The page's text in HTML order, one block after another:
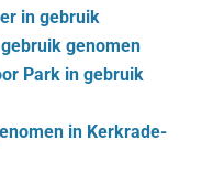
in gebruik
genomen
Park in gebruik
in Kerkrade-